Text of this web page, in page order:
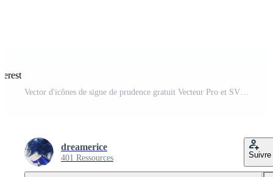
dreamerice
401 Ressources Suivre